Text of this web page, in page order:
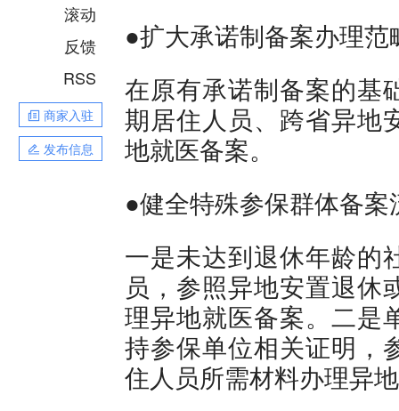
滚动
反馈
RSS
商家入驻
发布信息
●扩大承诺制备案办理范
在原有承诺制备案的基
期居住人员、跨省异地
地就医备案。
●健全特殊参保群体备案
一是未达到退休年龄的
员，参照异地安置退休
理异地就医备案。二是
持参保单位相关证明，
住人员所需材料办理异